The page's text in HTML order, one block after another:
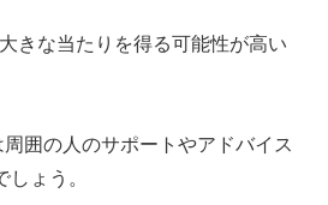
きな当たりを得る可能性が高い
囲の人のサポートやアドバイス
ょう。